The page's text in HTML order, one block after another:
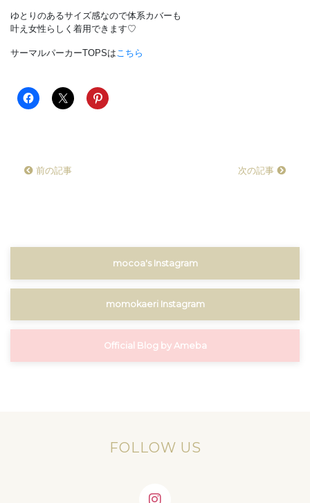
ゆとりのあるサイズ感なので体系カバーも
叶え女性らしく着用できます♡
サーマルパーカーTOPSは こちら
前の記事 次の記事
mocoa's Instagram
momokaeri Instagram
Official Blog by Ameba
FOLLOW US